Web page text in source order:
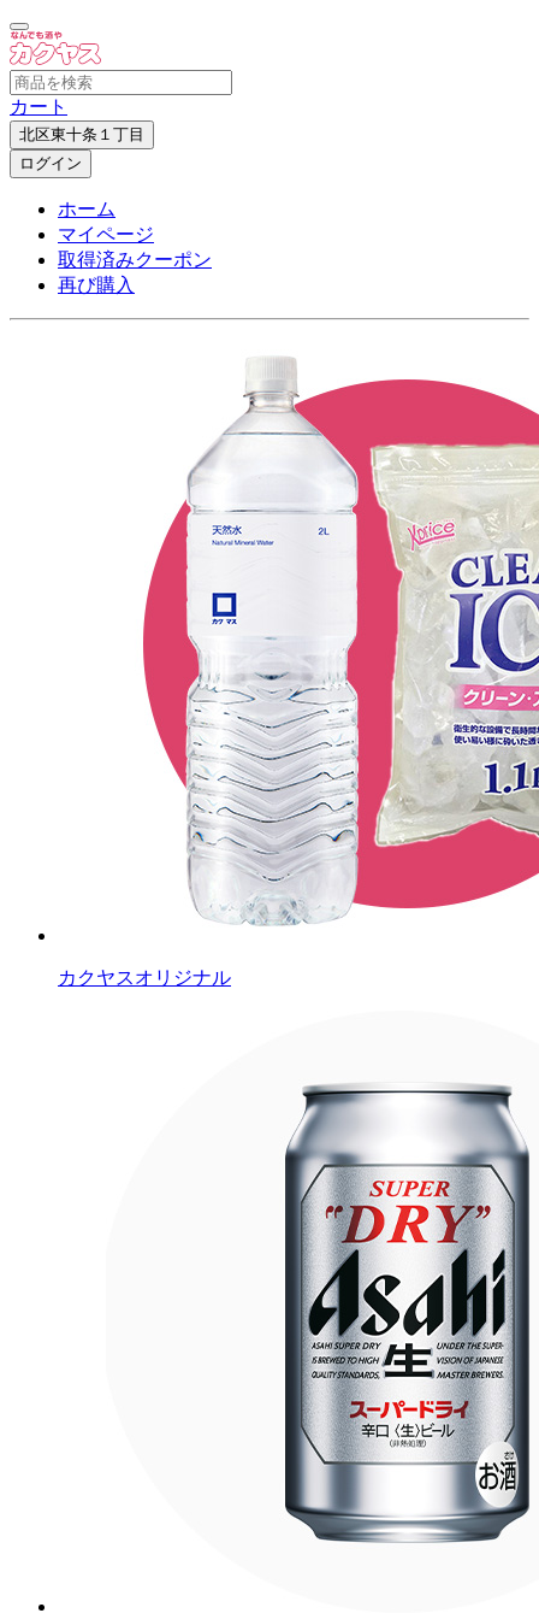
カート
北区東十条１丁目
ログイン
ホーム
マイページ
取得済みクーポン
再び購入
カクヤスオリジナル